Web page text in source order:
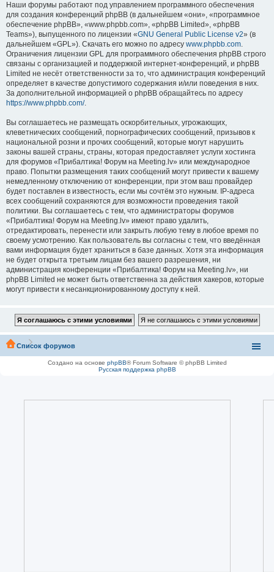
Наши форумы работают под управлением программного обеспечения
для создания конференций phpBB (в дальнейшем «они», «программное
обеспечение phpBB», «www.phpbb.com», «phpBB Limited», «phpBB
Teams»), выпущенного по лицензии «GNU General Public License v2» (в
дальнейшем «GPL»). Скачать его можно по адресу www.phpbb.com.
Ограничения лицензии GPL для программного обеспечения phpBB строго
связаны с организацией и поддержкой интернет-конференций, и phpBB
Limited не несёт ответственности за то, что администрация конференций
определяет в качестве допустимого содержания и/или поведения в них.
За дополнительной информацией о phpBB обращайтесь по адресу
https://www.phpbb.com/.
Вы соглашаетесь не размещать оскорбительных, угрожающих,
клеветнических сообщений, порнографических сообщений, призывов к
национальной розни и прочих сообщений, которые могут нарушить
законы вашей страны, страны, которая предоставляет услуги хостинга
для форумов «Прибалтика! Форум на Meeting.lv» или международное
право. Попытки размещения таких сообщений могут привести к вашему
немедленному отключению от конференции, при этом ваш провайдер
будет поставлен в известность, если мы сочтём это нужным. IP-адреса
всех сообщений сохраняются для возможности проведения такой
политики. Вы соглашаетесь с тем, что администраторы форумов
«Прибалтика! Форум на Meeting.lv» имеют право удалить,
отредактировать, перенести или закрыть любую тему в любое время по
своему усмотрению. Как пользователь вы согласны с тем, что введённая
вами информация будет храниться в базе данных. Хотя эта информация
не будет открыта третьим лицам без вашего разрешения, ни
администрация конференции «Прибалтика! Форум на Meeting.lv», ни
phpBB Limited не может быть ответственна за действия хакеров, которые
могут привести к несанкционированному доступу к ней.
Список форумов
Создано на основе phpBB® Forum Software © phpBB Limited
Русская поддержка phpBB